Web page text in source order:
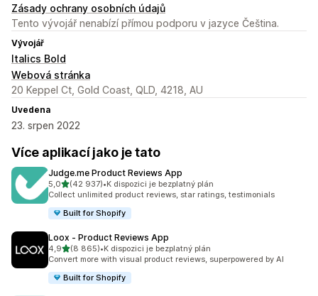
Zásady ochrany osobních údajů
Tento vývojář nenabízí přímou podporu v jazyce Čeština.
Vývojář
Italics Bold
Webová stránka
20 Keppel Ct, Gold Coast, QLD, 4218, AU
Uvedena
23. srpen 2022
Více aplikací jako je tato
Judge.me Product Reviews App
5,0z 5 hvězd
(42 937)
Celkový počet recenzí: 42937
•K dispozici je bezplatný plán
Collect unlimited product reviews, star ratings, testimonials
Built for Shopify
Loox ‑ Product Reviews App
4,9z 5 hvězd
(8 865)
Celkový počet recenzí: 8865
•K dispozici je bezplatný plán
Convert more with visual product reviews, superpowered by AI
Built for Shopify